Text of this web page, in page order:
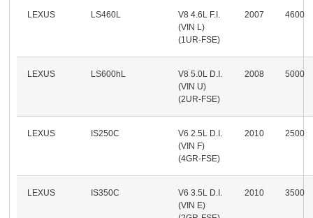
LEXUS LS460L
V8 4.6L F.I.
(VIN L)
(1UR-FSE)
2007 4600
LEXUS LS600hL
V8 5.0L D.I.
(VIN U)
(2UR-FSE)
2008 5000
LEXUS IS250C
V6 2.5L D.I.
(VIN F)
(4GR-FSE)
2010 2500
LEXUS IS350C
V6 3.5L D.I.
(VIN E)
2010 3500